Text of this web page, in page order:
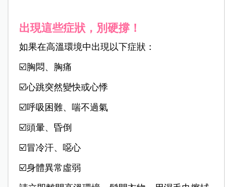
出現這些症狀，別硬撐！
如果在高溫環境中出現以下症狀：
☑️胸悶、胸痛
☑️心跳突然變快或心悸
☑️呼吸困難、喘不過氣
☑️頭暈、昏倒
☑️冒冷汗、噁心
☑️身體異常虛弱